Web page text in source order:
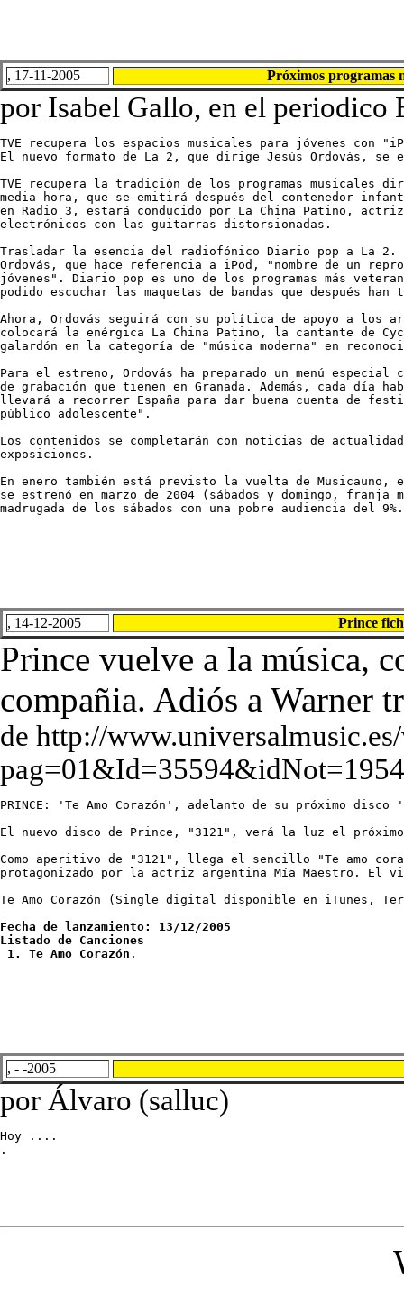
, 17-11-2005 Próximos programas
por Isabel Gallo, en el periodico
TVE recupera los espacios musicales para jóvenes con
El nuevo formato de La 2, que dirige Jesús Ordovás, se
TVE recupera la tradición de los programas musicales
media hora, que se emitirá después del contenedor
en Radio 3, estará conducido por La China Patino,
electrónicos con las guitarras distorsionadas.
Trasladar la esencia del radiofónico Diario pop a La
Ordovás, que hace referencia a iPod, "nombre de un
jóvenes". Diario pop es uno de los programas más
podido escuchar las maquetas de bandas que después
Ahora, Ordovás seguirá con su política de apoyo a
colocará la enérgica La China Patino, la cantante de
galardón en la categoría de "música moderna" en
Para el estreno, Ordovás ha preparado un menú
de grabación que tienen en Granada. Además, cada
llevará a recorrer España para dar buena cuenta de
público adolescente".
Los contenidos se completarán con noticias de
exposiciones.
En enero también está previsto la vuelta de Musicauno,
se estrenó en marzo de 2004 (sábados y domingo,
madrugada de los sábados con una pobre audiencia del
, 14-12-2005 Prince
Prince vuelve a la música,
compañia. Adiós a Warner
de http://
pag=01&Id=35594&idNot=1954
PRINCE: 'Te Amo Corazón', adelanto de su próximo disco
El nuevo disco de Prince, "3121", verá la luz el
Como aperitivo de "3121", llega el sencillo "Te amo
protagonizado por la actriz argentina Mía Maestro. El
Te Amo Corazón (Single digital disponible en iTunes,
Fecha de lanzamiento: 13/12/2005
Listado de Canciones
1. Te Amo Corazón .
, - -2005
por Álvaro (salluc)
Hoy ....
.